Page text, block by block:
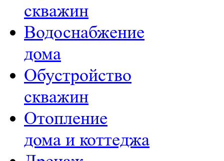
скважин
Водоснабжение
дома
Обустройство
скважин
Отопление
дома и коттеджа